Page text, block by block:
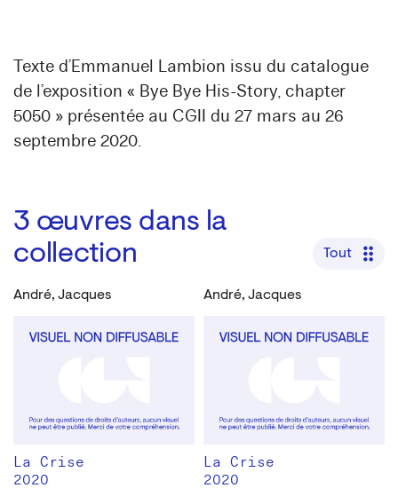
Texte d’Emmanuel Lambion issu du catalogue
de l’exposition « Bye Bye His-Story, chapter
5050 » présentée au CGII du 27 mars au 26
septembre 2020.
3 œuvres dans la
collection
Tout
André, Jacques
La Crise
2020
André, Jacques
La Crise
2020